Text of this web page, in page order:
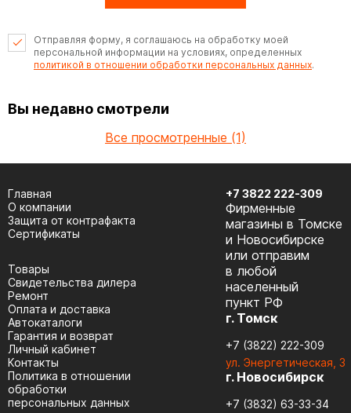
Отправляя форму, я соглашаюсь на обработку моей
персональной информации на условиях, определенных
политикой в отношении обработки персональных данных.
Вы недавно смотрели
Все просмотренные (1)
Главная
О компании
Защита от контрафакта
Сертификаты
Товары
Cвидетельства дилера
Ремонт
Оплата и доставка
Автокаталоги
Гарантия и возврат
Личный кабинет
Контакты
Политика в отношении
обработки
персональных данных
+7 3822 222-309
Фирменные
магазины в Томске
и Новосибирске
или отправим
в любой
населенный
пункт РФ
г. Томск
+7 (3822) 222-309
ул. Энергетическая, 3
г. Новосибирск
+7 (3832) 63-33-34